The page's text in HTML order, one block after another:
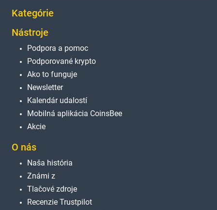
Kategórie
Nástroje
Podpora a pomoc
Podporované krypto
Ako to funguje
Newsletter
Kalendár udalostí
Mobilná aplikácia CoinsBee
Akcie
O nás
Naša história
Známi z
Tlačové zdroje
Recenzie Trustpilot